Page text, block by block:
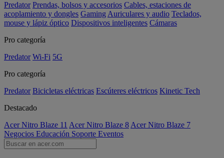
Predator Prendas, bolsos y accesorios Cables, estaciones de
acoplamiento y dongles Gaming Auriculares y audio Teclados,
mouse y lápiz óptico Dispositivos inteligentes Cámaras
Pro categoría
Predator Wi-Fi 5G
Pro categoría
Predator Bicicletas eléctricas Escúteres eléctricos Kinetic Tech
Destacado
Acer Nitro Blaze 11 Acer Nitro Blaze 8 Acer Nitro Blaze 7
Negocios Educación Soporte Eventos